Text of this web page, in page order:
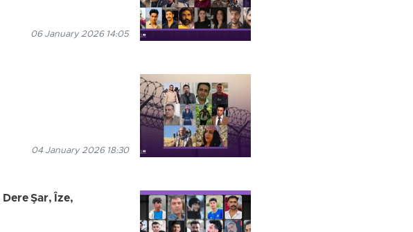
06 January 2026 14:05
04 January 2026 18:30
Şar, Îze,